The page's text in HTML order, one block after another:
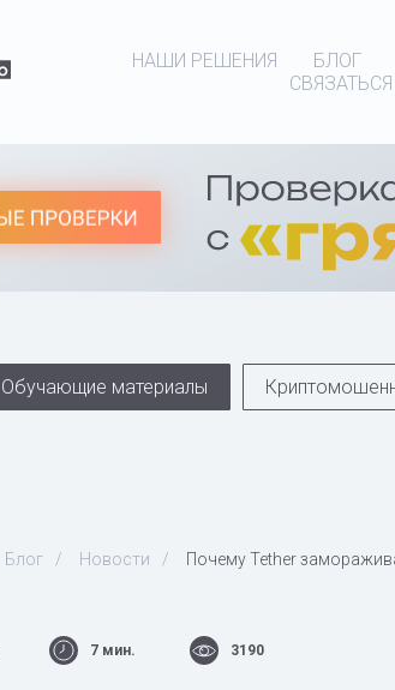
НАШИ РЕШЕНИЯ БЛОГ
Обучающие материалы
Блог / Новости / Почему Tether
3190
7 мин.